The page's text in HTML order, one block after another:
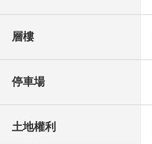
層樓
停車場
土地權利